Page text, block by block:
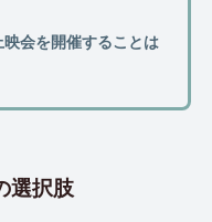
映会を開催することは
選択肢